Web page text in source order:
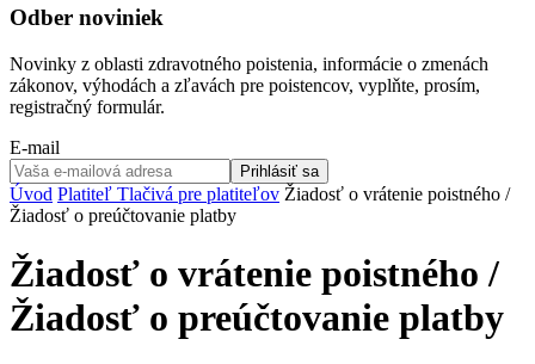
Odber noviniek
Novinky z oblasti zdravotného poistenia, informácie o zmenách
zákonov, výhodách a zľavách pre poistencov, vyplňte, prosím,
registračný formulár.
E-mail
Prihlásiť sa
Úvod Platiteľ Tlačivá pre platiteľov Žiadosť o vrátenie poistného /
Žiadosť o preúčtovanie platby
Žiadosť o vrátenie poistného /
Žiadosť o preúčtovanie platby